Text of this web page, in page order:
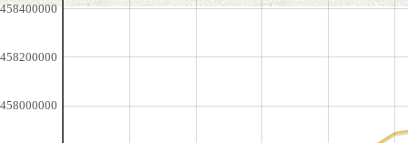
458000000
458200000
458400000